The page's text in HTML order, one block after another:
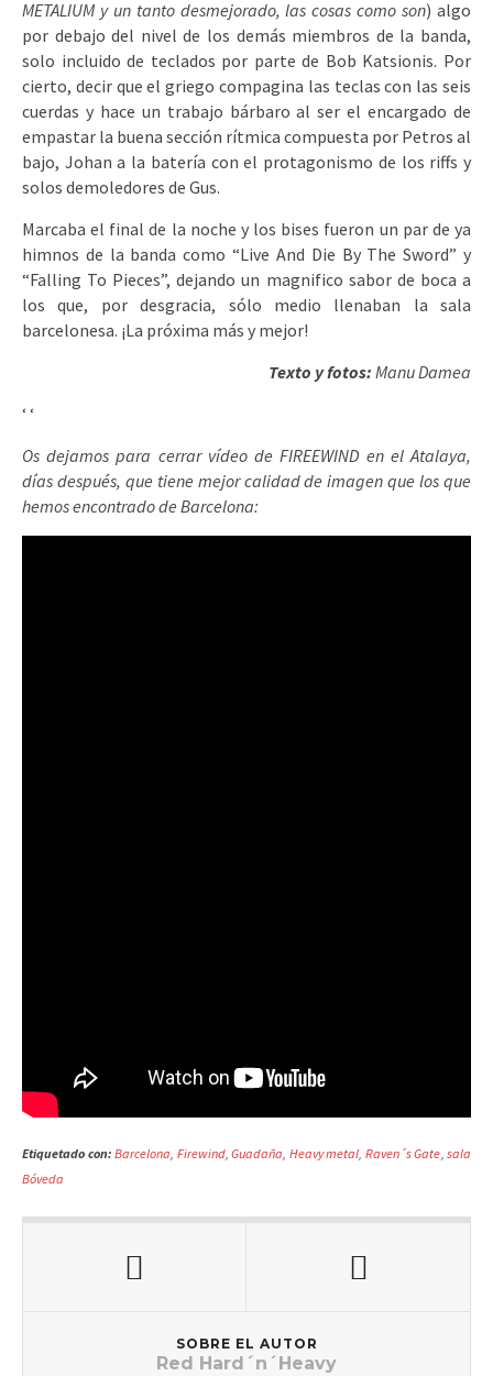
METALIUM y un tanto desmejorado, las cosas como son) algo
por debajo del nivel de los demás miembros de la banda,
solo incluido de teclados por parte de Bob Katsionis. Por
cierto, decir que el griego compagina las teclas con las seis
cuerdas y hace un trabajo bárbaro al ser el encargado de
empastar la buena sección rítmica compuesta por Petros al
bajo, Johan a la batería con el protagonismo de los riffs y
solos demoledores de Gus.
Marcaba el final de la noche y los bises fueron un par de ya
himnos de la banda como “Live And Die By The Sword” y
“Falling To Pieces”, dejando un magnifico sabor de boca a
los que, por desgracia, sólo medio llenaban la sala
barcelonesa. ¡La próxima más y mejor!
Texto y fotos: Manu Damea
‘ ‘
Os dejamos para cerrar vídeo de FIREEWIND en el Atalaya,
días después, que tiene mejor calidad de imagen que los que
hemos encontrado de Barcelona:
Etiquetado con: Barcelona, Firewind,Guadaña, Heavy metal, Raven´s Gate,sala
Bóveda
SOBRE EL AUTOR
Red Hard´n´Heavy